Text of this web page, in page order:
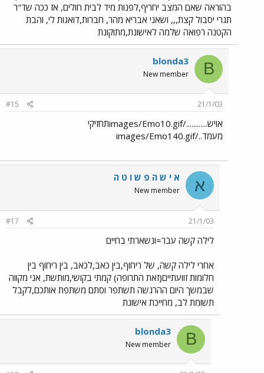
בהוראה שאם המצב יחריף,לפנות מיד לבית חולים, אז ככה שד"ר
תגרי יסבול קצת,,, ושאני אבריא מהר, חברות,דואגות לי, והבת
הקטנה רפואה שלמה לאישונת,מתוקונת
B
blonda3
New member
21/1/03
#15
אויש............/images/Emo10.gifתחזיקי
מעמד../images/Emo140.gif
א א י ש ה פ ש ו ט ה
New member
21/1/03
#17
לילה קשה עבר=ונשארתי בחיים
אחרי לילה קשה, של ריחוף,בין כאב,לכאב, בין ריחוף בין
חלומות זוועתיים(זאת התרופה) קמתי בקושי,מותשת, אני מקווה
שבמשך היום ההרגשה תשתפר וסתם משתפת אותכם,לקבל
תשומת לב, מחייכת אישונת
B
blonda3
New member